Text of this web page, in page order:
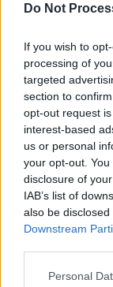
Do Not
If you wish to
processing of
targeted
section to
opt-out request
interest-based
us or personal
your opt-out.
disclosure of
IAB’s list of
also be
Downstream
Personal
*
28 de